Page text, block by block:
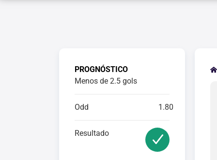
PROGNÓSTICO
Menos de 2.5 gols
Odd 1.80
Resultado